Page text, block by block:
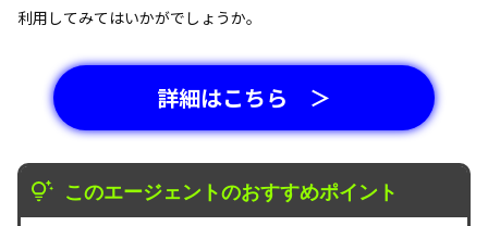
利用してみてはいかがでしょうか。
詳細はこちら ＞
このエージェントのおすすめポイント